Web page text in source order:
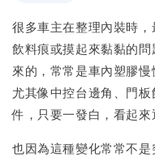
很多車主在整理內裝時，
飲料痕或摸起來黏黏的
來的，常常是車內塑膠慢
尤其像中控台邊角、門
件，只要一發白，看起來
也因為這種變化常常不